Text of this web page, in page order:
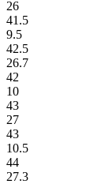
26
41.5
9.5
42.5
26.7
42
10
43
27
43
10.5
44
27.3